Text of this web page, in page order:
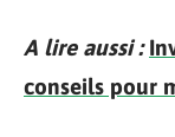
A lire aussi :
conseils pour